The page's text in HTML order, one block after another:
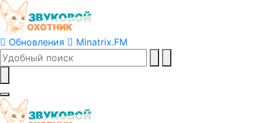
Обновления Minatrix.FM